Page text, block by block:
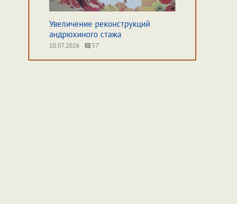
Увеличение реконструкций
андрюхиного стажа
10.07.2026 57